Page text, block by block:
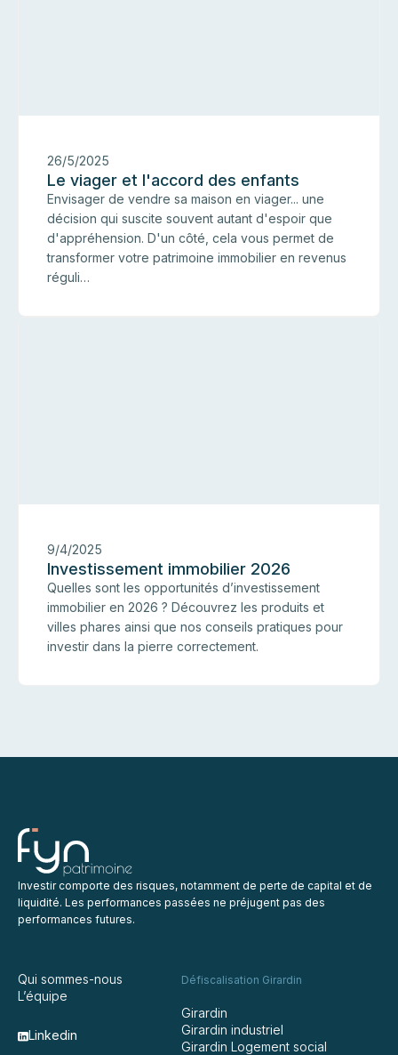
26/5/2025
Le viager et l'accord des enfants
Envisager de vendre sa maison en viager... une
décision qui suscite souvent autant d'espoir que
d'appréhension. D'un côté, cela vous permet de
transformer votre patrimoine immobilier en revenus
réguli…
9/4/2025
Investissement immobilier 2026
Quelles sont les opportunités d’investissement
immobilier en 2026 ? Découvrez les produits et
villes phares ainsi que nos conseils pratiques pour
investir dans la pierre correctement.
Investir comporte des risques, notamment de perte de capital et de
liquidité. Les performances passées ne préjugent pas des
performances futures.
Qui sommes-nous
L’équipe
Linkedin
Défiscalisation Girardin
Girardin
Girardin industriel
Girardin Logement social